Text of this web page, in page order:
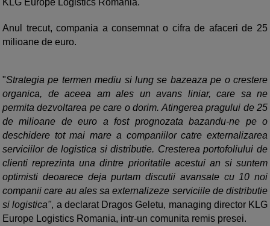
KLG Europe Logistics Romania.
Anul trecut, compania a consemnat o cifra de afaceri de 25
milioane de euro.
"Strategia pe termen mediu si lung se bazeaza pe o crestere
organica, de aceea am ales un avans liniar, care sa ne
permita dezvoltarea pe care o dorim. Atingerea pragului de 25
de milioane de euro a fost prognozata bazandu-ne pe o
deschidere tot mai mare a companiilor catre externalizarea
serviciilor de logistica si distributie. Cresterea portofoliului de
clienti reprezinta una dintre prioritatile acestui an si suntem
optimisti deoarece deja purtam discutii avansate cu 10 noi
companii care au ales sa externalizeze serviciile de distributie
si logistica", a declarat Dragos Geletu, managing director KLG
Europe Logistics Romania, intr-un comunita remis presei.